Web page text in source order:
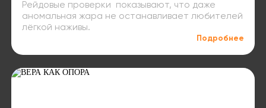
Рейдовые проверки показывают, что даже
аномальная жара не останавливает любителей
лёгкой наживы.
Подробнее